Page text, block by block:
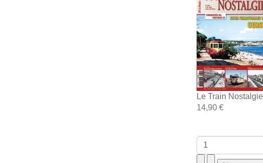
Le Train
14,90 €